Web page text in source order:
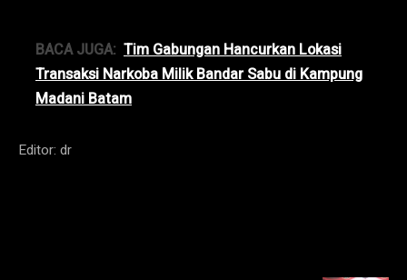
BACA JUGA: Tim Gabungan Hancurkan Lokasi
Transaksi Narkoba Milik Bandar Sabu di Kampung
Madani Batam
Editor: dr